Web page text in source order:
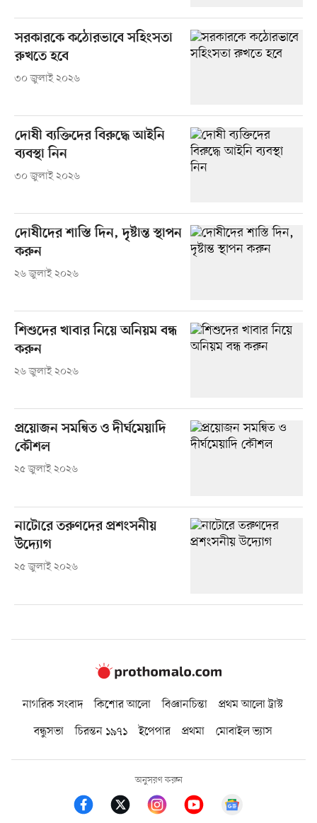
সরকারকে কঠোরভাবে সহিংসতা
রুখতে হবে
৩০ জুলাই ২০২৬
দোষী ব্যক্তিদের বিরুদ্ধে আইনি
ব্যবস্থা নিন
৩০ জুলাই ২০২৬
দোষীদের শাস্তি দিন, দৃষ্টান্ত স্থাপন
করুন
২৬ জুলাই ২০২৬
শিশুদের খাবার নিয়ে অনিয়ম বন্ধ
করুন
২৬ জুলাই ২০২৬
প্রয়োজন সমন্বিত ও দীর্ঘমেয়াদি
কৌশল
২৫ জুলাই ২০২৬
নাটোরে তরুণদের প্রশংসনীয়
উদ্যোগ
২৫ জুলাই ২০২৬
নাগরিক সংবাদ কিশোর আলো বিজ্ঞানচিন্তা
প্রথম আলো ট্রাস্ট
বন্ধুসভা
চিরন্তন ১৯৭১ ইপেপার প্রথমা মোবাইল ভ্যাস
অনুসরণ করুন